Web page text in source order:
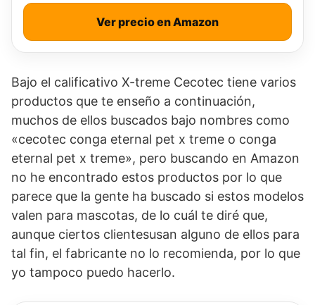
Ver precio en Amazon
Bajo el calificativo X-treme Cecotec tiene varios
productos que te enseño a continuación,
muchos de ellos buscados bajo nombres como
«cecotec conga eternal pet x treme o conga
eternal pet x treme», pero buscando en Amazon
no he encontrado estos productos por lo que
parece que la gente ha buscado si estos modelos
valen para mascotas, de lo cuál te diré que,
aunque ciertos clientesusan alguno de ellos para
tal fin, el fabricante no lo recomienda, por lo que
yo tampoco puedo hacerlo.